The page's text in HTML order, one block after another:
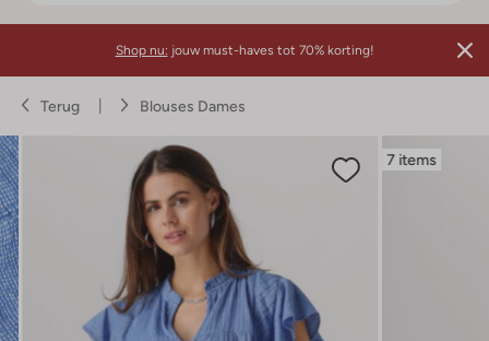
Shop nu: jouw must-haves tot 70% korting!
Terug Blouses Dames
7 items